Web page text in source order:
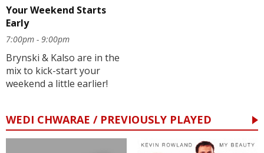
Your Weekend Starts
Early
7:00pm - 9:00pm
Brynski & Kalso are in the
mix to kick-start your
weekend a little earlier!
WEDI CHWARAE / PREVIOUSLY PLAYED